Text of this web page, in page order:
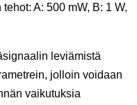
A: 500 mW, B: 1 W,
leviämistä
jolloin voidaan
vaikutuksia